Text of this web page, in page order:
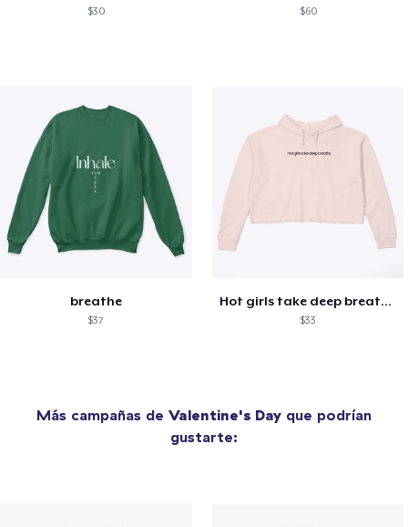
$30 $60
breathe
$37
Hot girls take deep breaths. (crop)
$33
Más campañas de Valentine's Day que podrían
gustarte: